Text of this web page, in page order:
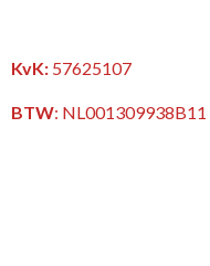
KvK: 57625107
BTW: NL001309938B11